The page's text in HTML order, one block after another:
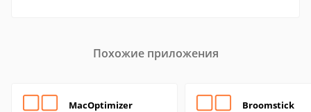
Похожие приложения
MacOptimizer Broomstick